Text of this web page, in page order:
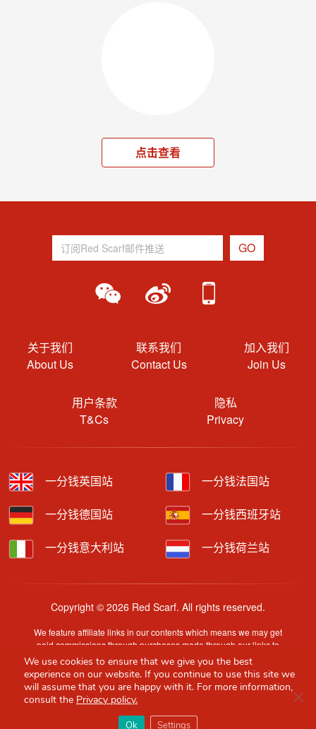
点击查看
关于我们
About Us
联系我们
Contact Us
加入我们
Join Us
用户条款
T&Cs
隐私
Privacy
一分钱英国站 一分钱法国站
一分钱德国站 一分钱西班牙站
一分钱意大利站 一分钱荷兰站
Copyright © 2026 Red Scarf. All rights reserved.
We feature affiliate links in our contents which means we may get
paid commissions through purchases made through our links to
retailer sites.
Content is provided by users, brands or merchants. Some
information may have been generated by AI and is provided for
guidance only. Accuracy and availability may change without prior
We use cookies to ensure that we give you the best
experience on our website. If you continue to use this site we
will assume that you are happy with it. For more information,
consult the Privacy policy.
Ok Settings